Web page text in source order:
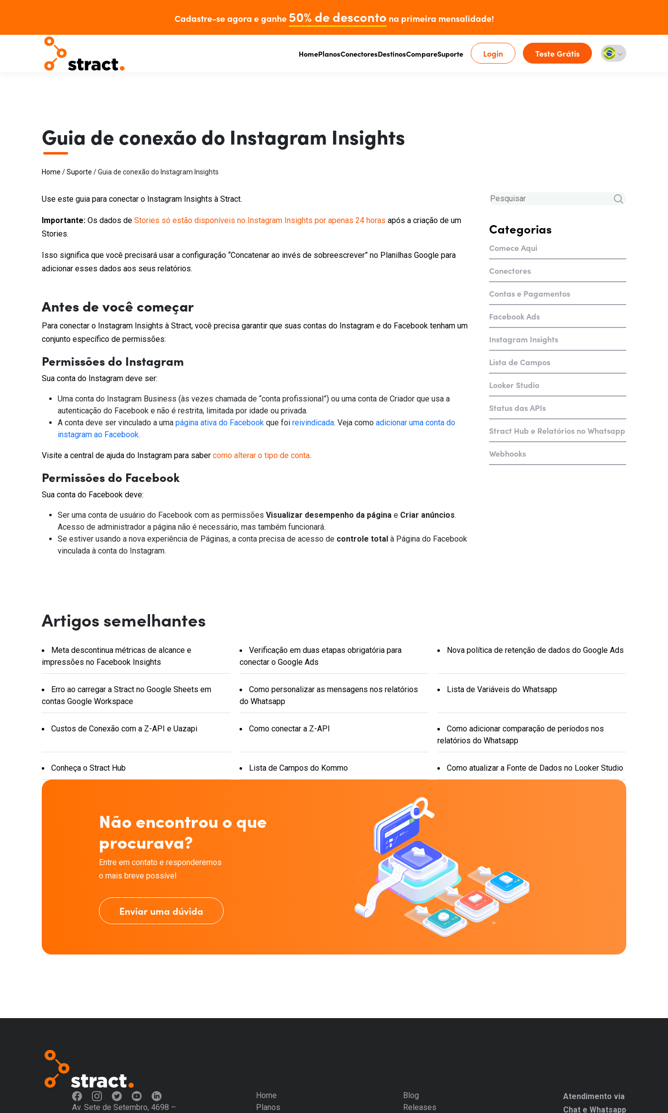
Cadastre-se agora e ganhe 50% de desconto na primeira mensalidade!
HomePlanosConectoresDestinosCompareSuporte Login Teste Grátis
Guia de conexão do Instagram Insights
Home /Suporte /Guia de conexão do Instagram Insights
Use este guia para conectar o Instagram Insights à Stract.
Importante: Os dados de Stories só estão disponíveis no Instagram Insights por apenas 24 horas após a criação de um
Stories.
Isso significa que você precisará usar a configuração “Concatenar ao invés de sobreescrever” no Planilhas Google para
adicionar esses dados aos seus relatórios.
Antes de você começar
Para conectar o Instagram Insights à Stract, você precisa garantir que suas contas do Instagram e do Facebook tenham um
conjunto específico de permissões:
Permissões do Instagram
Sua conta do Instagram deve ser:
Uma conta do Instagram Business (às vezes chamada de “conta profissional”) ou uma conta de Criador que usa a
autenticação do Facebook e não é restrita, limitada por idade ou privada.
A conta deve ser vinculado a uma página ativa do Facebook que foi reivindicada. Veja como adicionar uma conta do
instagram ao Facebook.
Visite a central de ajuda do Instagram para saber como alterar o tipo de conta.
Permissões do Facebook
Sua conta do Facebook deve:
Ser uma conta de usuário do Facebook com as permissões Visualizar desempenho da página e Criar anúncios.
Acesso de administrador a página não é necessário, mas também funcionará.
Se estiver usando a nova experiência de Páginas, a conta precisa de acesso de controle total à Página do Facebook
vinculada à conta do Instagram.
Categorias
Comece Aqui
Conectores
Contas e Pagamentos
Facebook Ads
Instagram Insights
Lista de Campos
Looker Studio
Status das APIs
Stract Hub e Relatórios no Whatsapp
Webhooks
Artigos semelhantes
Meta descontinua métricas de alcance e
impressões no Facebook Insights
Verificação em duas etapas obrigatória para
conectar o Google Ads
Nova política de retenção de dados do Google Ads
Erro ao carregar a Stract no Google Sheets em
contas Google Workspace
Como personalizar as mensagens nos relatórios
do Whatsapp
Lista de Variáveis do Whatsapp
Custos de Conexão com a Z-API e Uazapi Como conectar a Z-API
Como adicionar comparação de períodos nos
relatórios do Whatsapp
Conheça o Stract Hub Lista de Campos do Kommo Como atualizar a Fonte de Dados no Looker Studio
Não encontrou o que
procurava?
Entre em contato e responderemos
o mais breve possível
Enviar uma dúvida
Av. Sete de Setembro, 4698 –
Home
Planos
Blog
Releases
Atendimento via
Chat e Whatsapp